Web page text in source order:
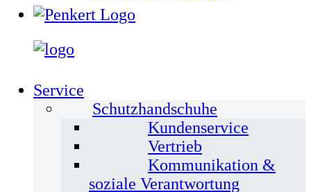
Service
Schutzhandschuhe
Kundenservice
Vertrieb
Kommunikation &
soziale Verantwortung